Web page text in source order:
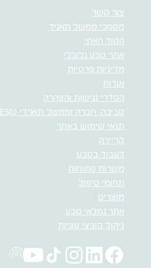
צור קשר
מסמכי ממשל תאגיד
הקוד האתי
אתר טבע גלובלי
מדיניות פרטיות
אודות
הסדרי נגישות והצהרה
סביבה, חברה וממשל תאגידי (ESG)
תנאי שימוש באתר
קריירה
לעבוד בטבע
משרות פתוחות
תחומי טיפול
מוצרים
אתר גמלאי טבע
ניהול קובצי עוגיות